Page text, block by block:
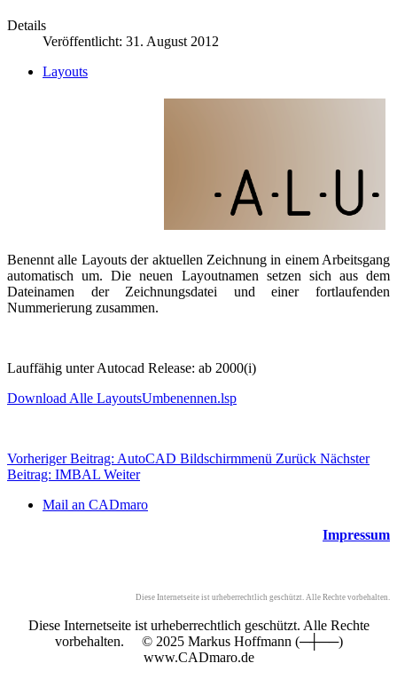
Details
Veröffentlicht: 31. August 2012
Layouts
Benennt alle Layouts der aktuellen Zeichnung in einem Arbeitsgang
automatisch um. Die neuen Layoutnamen setzen sich aus dem
Dateinamen der Zeichnungsdatei und einer fortlaufenden
Nummerierung zusammen.
Lauffähig unter Autocad Release: ab 2000(i)
Download Alle LayoutsUmbenennen.lsp
Vorheriger Beitrag: AutoCAD Bildschirmmenü Zurück Nächster
Beitrag: IMBAL Weiter
Mail an CADmaro
Impressum
Diese Internetseite ist urheberrechtlich geschützt. Alle Rechte vorbehalten.
Diese Internetseite ist urheberrechtlich geschützt. Alle Rechte
vorbehalten. © 2025 Markus Hoffmann (─┼──)
www.CADmaro.de